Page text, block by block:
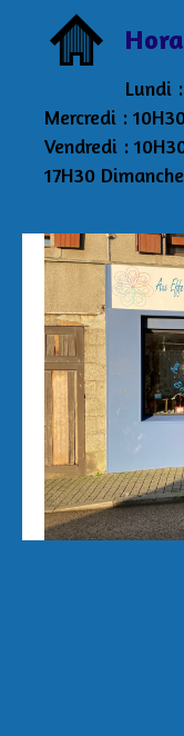
Lundi
Mercredi :
Vendredi :
17H30
Aux Effets du
de la Tour